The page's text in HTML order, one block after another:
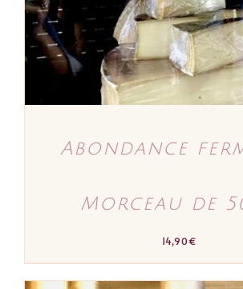
Abondance
Morceau de
14,90€